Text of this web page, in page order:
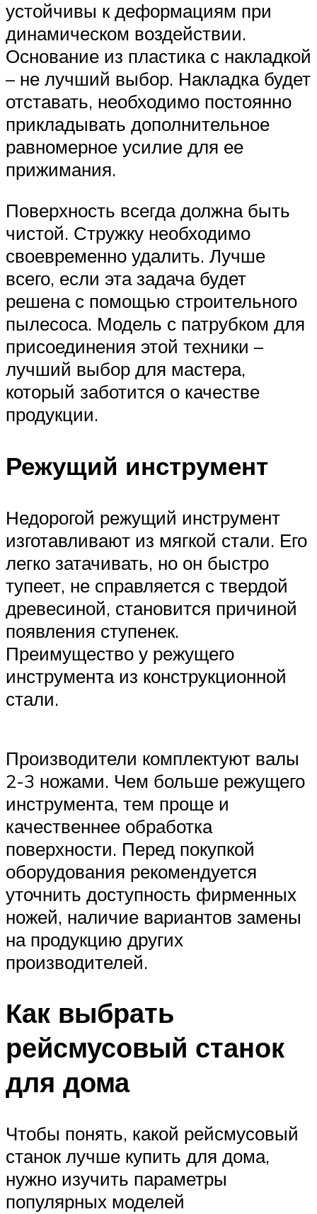
устойчивы к деформациям при
динамическом воздействии.
Основание из пластика с накладкой
– не лучший выбор. Накладка будет
отставать, необходимо постоянно
прикладывать дополнительное
равномерное усилие для ее
прижимания.
Поверхность всегда должна быть
чистой. Стружку необходимо
своевременно удалить. Лучше
всего, если эта задача будет
решена с помощью строительного
пылесоса. Модель с патрубком для
присоединения этой техники –
лучший выбор для мастера,
который заботится о качестве
продукции.
Режущий инструмент
Недорогой режущий инструмент
изготавливают из мягкой стали. Его
легко затачивать, но он быстро
тупеет, не справляется с твердой
древесиной, становится причиной
появления ступенек.
Преимущество у режущего
инструмента из конструкционной
стали.
Производители комплектуют валы
2-3 ножами. Чем больше режущего
инструмента, тем проще и
качественнее обработка
поверхности. Перед покупкой
оборудования рекомендуется
уточнить доступность фирменных
ножей, наличие вариантов замены
на продукцию других
производителей.
Как выбрать
рейсмусовый станок
для дома
Чтобы понять, какой рейсмусовый
станок лучше купить для дома,
нужно изучить параметры
популярных моделей